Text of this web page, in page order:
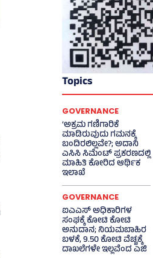
Topics
GOVERNANCE
‘ಅಕ್ರಮ ಗಣಿಗಾರಿಕೆ
ಮಾಡಿರುವುದು ಗಮನಕ್ಕೆ
ಬಂದಿರಲಿಲ್ಲವೇ?; ಅದಾನಿ
ಎಸಿಸಿ ಸಿಮೆಂಟ್ ಪ್ರಕರಣದಲ್ಲಿ
ಮಾಹಿತಿ ಕೋರಿದ ಆರ್ಥಿಕ
ಇಲಾಖೆ
GOVERNANCE
ಐಎಎಸ್‌ ಅಧಿಕಾರಿಗಳ
ಸಂಘಕ್ಕೆ ಕೋಟಿ ಕೋಟಿ
ಅನುದಾನ; ನಿಯಮಬಾಹಿರ
ಬಳಕೆ, 9.50 ಕೋಟಿ ವೆಚ್ಚಕ್ಕೆ
ದಾಖಲೆಗಳೇ ಇಲ್ಲವೆಂದ ಎಜಿ